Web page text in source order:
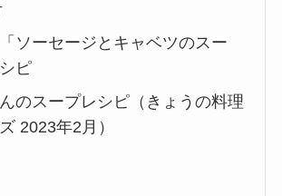
ソーセージとキャベツのスー
ピ
のスープレシピ（きょうの料理
2023年2月）